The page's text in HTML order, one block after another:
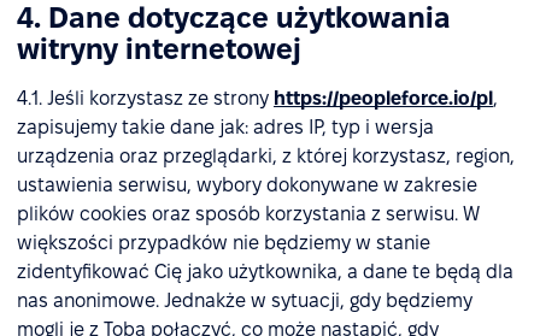
4. Dane dotyczące użytkowania
witryny internetowej
4.1. Jeśli korzystasz ze strony https://peopleforce.io/pl,
zapisujemy takie dane jak: adres IP, typ i wersja
urządzenia oraz przeglądarki, z której korzystasz, region,
ustawienia serwisu, wybory dokonywane w zakresie
plików cookies oraz sposób korzystania z serwisu. W
większości przypadków nie będziemy w stanie
zidentyfikować Cię jako użytkownika, a dane te będą dla
nas anonimowe. Jednakże w sytuacji, gdy będziemy
mogli je z Tobą połączyć, co może nastąpić, gdy